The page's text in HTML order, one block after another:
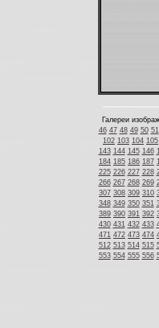
Галереи
46 47 48 49 50 51
102 103 104 105
143 144 145 146
184 185 186 187
225 226 227 228
266 267 268 269
307 308 309 310
348 349 350 351
389 390 391 392
430 431 432 433
471 472 473 474
512 513 514 515
553 554 555 556